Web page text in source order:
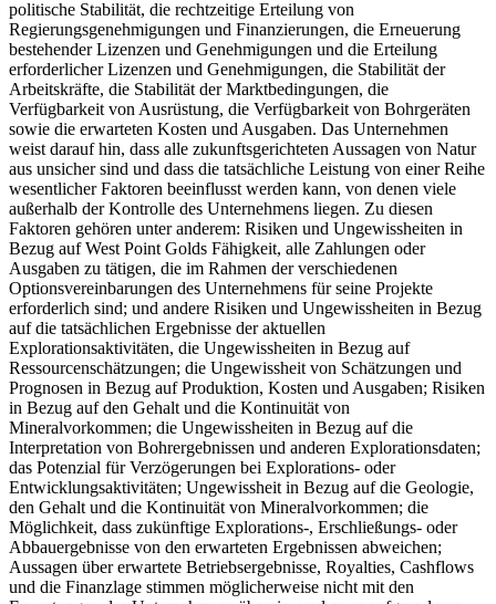
politische Stabilität, die rechtzeitige Erteilung von
Regierungsgenehmigungen und Finanzierungen, die Erneuerung
bestehender Lizenzen und Genehmigungen und die Erteilung
erforderlicher Lizenzen und Genehmigungen, die Stabilität der
Arbeitskräfte, die Stabilität der Marktbedingungen, die
Verfügbarkeit von Ausrüstung, die Verfügbarkeit von Bohrgeräten
sowie die erwarteten Kosten und Ausgaben. Das Unternehmen
weist darauf hin, dass alle zukunftsgerichteten Aussagen von Natur
aus unsicher sind und dass die tatsächliche Leistung von einer Reihe
wesentlicher Faktoren beeinflusst werden kann, von denen viele
außerhalb der Kontrolle des Unternehmens liegen. Zu diesen
Faktoren gehören unter anderem: Risiken und Ungewissheiten in
Bezug auf West Point Golds Fähigkeit, alle Zahlungen oder
Ausgaben zu tätigen, die im Rahmen der verschiedenen
Optionsvereinbarungen des Unternehmens für seine Projekte
erforderlich sind; und andere Risiken und Ungewissheiten in Bezug
auf die tatsächlichen Ergebnisse der aktuellen
Explorationsaktivitäten, die Ungewissheiten in Bezug auf
Ressourcenschätzungen; die Ungewissheit von Schätzungen und
Prognosen in Bezug auf Produktion, Kosten und Ausgaben; Risiken
in Bezug auf den Gehalt und die Kontinuität von
Mineralvorkommen; die Ungewissheiten in Bezug auf die
Interpretation von Bohrergebnissen und anderen Explorationsdaten;
das Potenzial für Verzögerungen bei Explorations- oder
Entwicklungsaktivitäten; Ungewissheit in Bezug auf die Geologie,
den Gehalt und die Kontinuität von Mineralvorkommen; die
Möglichkeit, dass zukünftige Explorations-, Erschließungs- oder
Abbauergebnisse von den erwarteten Ergebnissen abweichen;
Aussagen über erwartete Betriebsergebnisse, Royalties, Cashflows
und die Finanzlage stimmen möglicherweise nicht mit den